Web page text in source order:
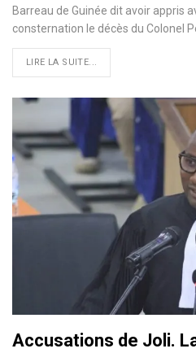
Barreau de Guinée dit avoir appris
consternation le décès du Colonel
LIRE LA SUITE...
Accusations de Joli.